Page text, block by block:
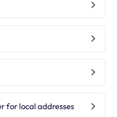
for local addresses